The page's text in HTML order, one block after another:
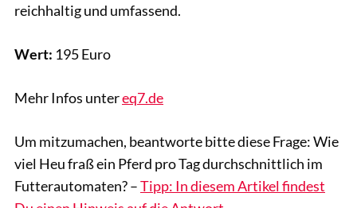
reichhaltig und umfassend.
Wert: 195 Euro
Mehr Infos untereq7.de
Um mitzumachen, beantworte bitte diese Frage: Wie
viel Heu fraß ein Pferd pro Tag durchschnittlich im
Futterautomaten? –Tipp: In diesem Artikel findest